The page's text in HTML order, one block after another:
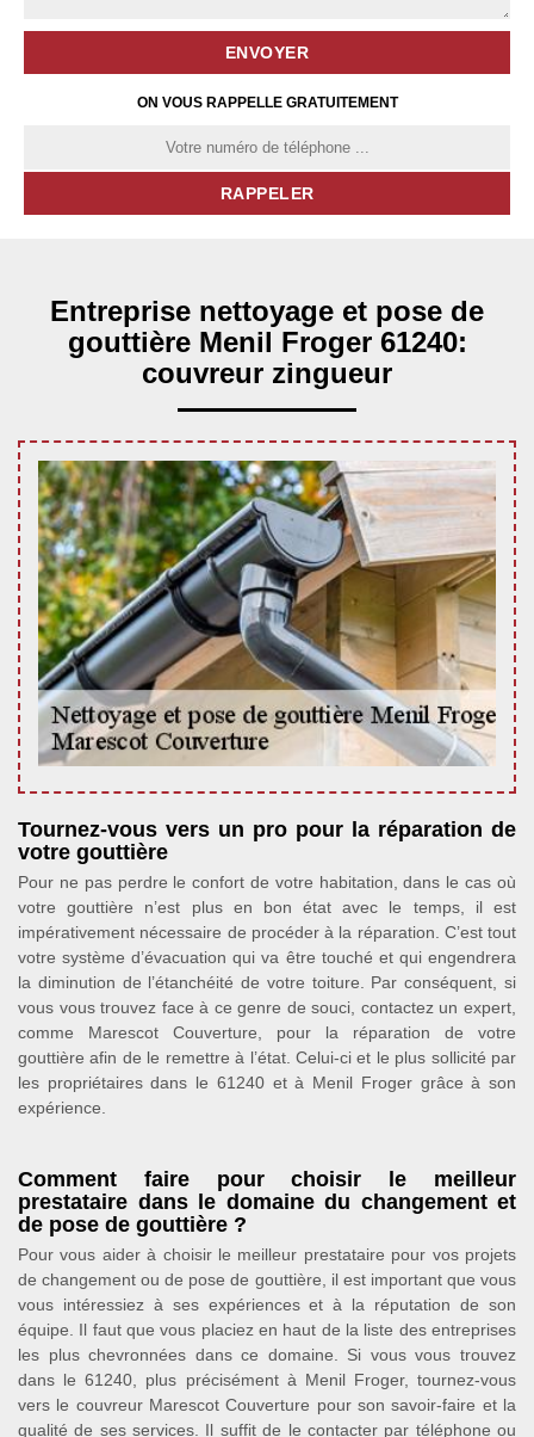
ON VOUS RAPPELLE GRATUITEMENT
Entreprise nettoyage et pose de
gouttière Menil Froger 61240:
couvreur zingueur
Tournez-vous vers un pro pour la réparation de
votre gouttière
Pour ne pas perdre le confort de votre habitation, dans le cas où
votre gouttière n’est plus en bon état avec le temps, il est
impérativement nécessaire de procéder à la réparation. C’est tout
votre système d’évacuation qui va être touché et qui engendrera
la diminution de l’étanchéité de votre toiture. Par conséquent, si
vous vous trouvez face à ce genre de souci, contactez un expert,
comme Marescot Couverture, pour la réparation de votre
gouttière afin de le remettre à l’état. Celui-ci et le plus sollicité par
les propriétaires dans le 61240 et à Menil Froger grâce à son
expérience.
Comment faire pour choisir le meilleur
prestataire dans le domaine du changement et
de pose de gouttière ?
Pour vous aider à choisir le meilleur prestataire pour vos projets
de changement ou de pose de gouttière, il est important que vous
vous intéressiez à ses expériences et à la réputation de son
équipe. Il faut que vous placiez en haut de la liste des entreprises
les plus chevronnées dans ce domaine. Si vous vous trouvez
dans le 61240, plus précisément à Menil Froger, tournez-vous
vers le couvreur Marescot Couverture pour son savoir-faire et la
qualité de ses services. Il suffit de le contacter par téléphone ou